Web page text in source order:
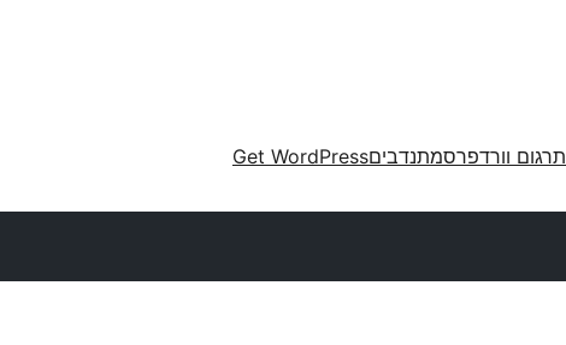
תרגום וורדפרסמתנדביםGet WordPress